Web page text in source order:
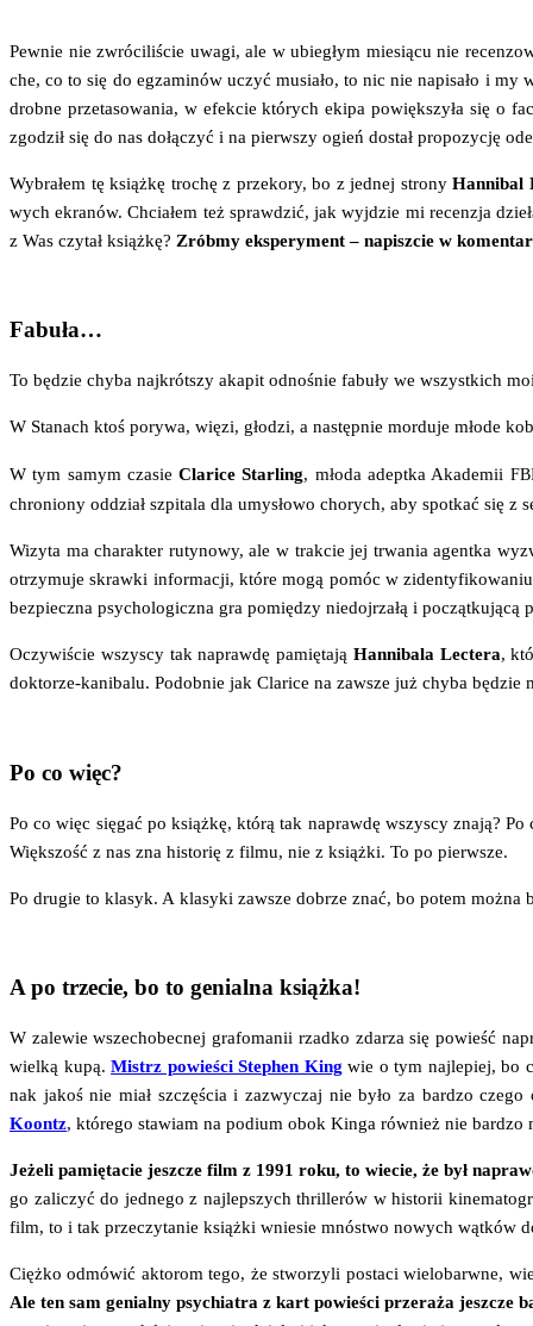
Pew­nie nie zwró­ci­li­ście uwa­gi, ale w ubie­głym mie­sią­cu nie
che, co to się do egza­mi­nów uczyć musia­ło, to nic nie napi­sa­ło i
drob­ne prze­ta­so­wa­nia, w efek­cie któ­rych eki­pa powięk­szy­ła się o
zgo­dził się do nas dołą­czyć i na pierw­szy ogień dostał pro­po­zy­cję
Wybra­łem tę książ­kę tro­chę z prze­ko­ry, bo z jed­nej stro­nyHan­ni­bal
wych ekra­nów. Chcia­łem też spraw­dzić, jak wyj­dzie mi recen­zja
z Was czy­tał książ­kę? Zrób­my eks­pe­ry­ment – napisz­cie w
Fabuła…
To będzie chy­ba naj­krót­szy aka­pit odno­śnie fabu­ły we wszyst­kich
W Sta­nach ktoś pory­wa, wię­zi, gło­dzi, a następ­nie mor­du­je mło­de
W tym samym cza­sieCla­ri­ce Star­ling, mło­da adept­ka Aka­de­mii
chro­nio­ny oddział szpi­ta­la dla umy­sło­wo cho­rych, aby spo­tkać się
Wizy­ta ma cha­rak­ter ruty­no­wy, ale w trak­cie jej trwa­nia agent­ka
otrzy­mu­je skraw­ki infor­ma­cji, któ­re mogą pomóc w
bez­piecz­na psy­cho­lo­gicz­na gra pomię­dzy nie­doj­rza­łą i począt­ku­ją­cą
Oczy­wi­ście wszy­scy tak napraw­dę pamię­ta­ją Han­ni­ba­la Lec­te­ra,
dok­to­rze-kani­ba­lu. Podob­nie jak Cla­ri­ce na zawsze już chy­ba będzie
Po co więc?
Po co więc się­gać po książ­kę, któ­rą tak napraw­dę wszy­scy zna­ją?
Więk­szość z nas zna histo­rię z fil­mu, nie z książ­ki. To po pierwsze.
Po dru­gie to kla­syk. A kla­sy­ki zawsze dobrze znać, bo potem
A po trzecie, bo to genialna książka!
W zale­wie wszech­obec­nej gra­fo­ma­nii rzad­ko zda­rza się powieść
wiel­ką kupą.Mistrz powie­ści Ste­phen King wie o tym naj­le­piej, bo
nak jakoś nie miał szczę­ścia i zazwy­czaj nie było za bar­dzo
Koontz, któ­re­go sta­wiam na podium obok Kin­ga rów­nież nie bar­dzo
Jeże­li pamię­ta­cie jesz­cze film z 1991 roku, to wie­cie, że był
go zali­czyć do jed­ne­go z naj­lep­szych thril­le­rów w histo­rii
film, to i tak prze­czy­ta­nie książ­ki wnie­sie mnó­stwo nowych wąt­ków
Cięż­ko odmó­wić akto­rom tego, że stwo­rzy­li posta­ci wie­lo­barw­ne,
Ale ten sam genial­ny psy­chia­tra z kart powie­ści prze­ra­ża